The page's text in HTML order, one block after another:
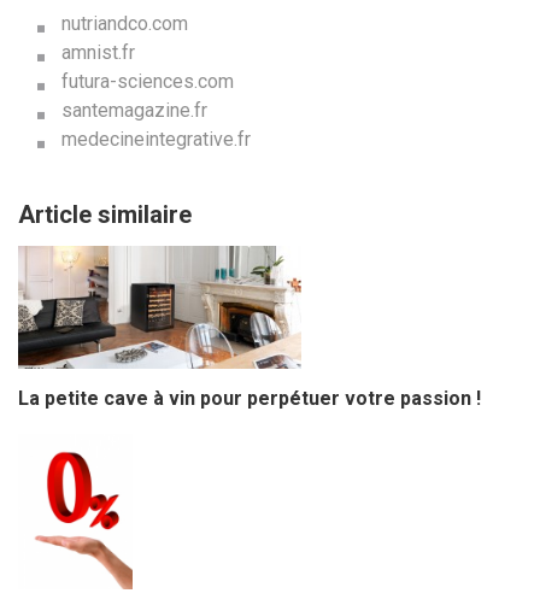
nutriandco.com
amnist.fr
futura-sciences.com
santemagazine.fr
medecineintegrative.fr
Article similaire
La petite cave à vin pour perpétuer votre passion !